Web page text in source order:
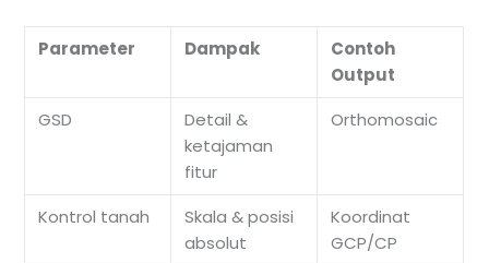
Parameter Dampak
Contoh
Output
GSD
Detail &
ketajaman
fitur
Orthomosaic
Kontrol tanah
Skala & posisi
absolut
Koordinat
GCP/CP